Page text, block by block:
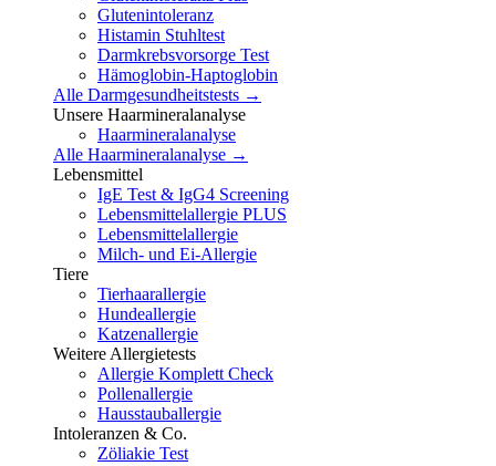
Glutenintoleranz
Histamin Stuhltest
Darmkrebsvorsorge Test
Hämoglobin-Haptoglobin
Alle Darmgesundheitstests →
Unsere Haarmineralanalyse
Haarmineralanalyse
Alle Haarmineralanalyse →
Lebensmittel
IgE Test & IgG4 Screening
Lebensmittelallergie PLUS
Lebensmittelallergie
Milch- und Ei-Allergie
Tiere
Tierhaarallergie
Hundeallergie
Katzenallergie
Weitere Allergietests
Allergie Komplett Check
Pollenallergie
Hausstauballergie
Intoleranzen & Co.
Zöliakie Test